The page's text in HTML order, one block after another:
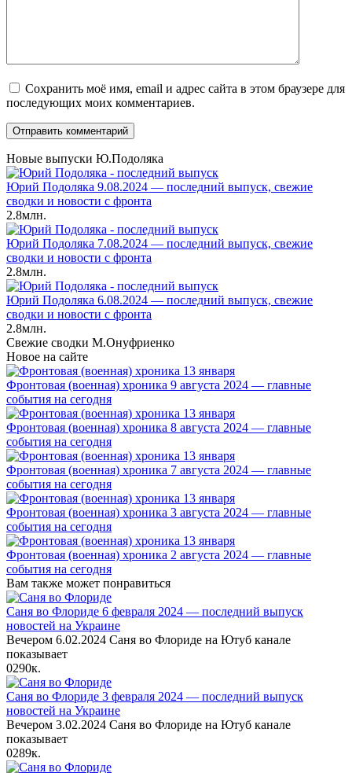
Сохранить моё имя, email и адрес сайта в этом браузере для
последующих моих комментариев.
Новые выпуски Ю.Подоляка
Юрий Подоляка 9.08.2024 — последний выпуск, свежие
сводки и новости с фронта
2.8млн.
Юрий Подоляка 7.08.2024 — последний выпуск, свежие
сводки и новости с фронта
2.8млн.
Юрий Подоляка 6.08.2024 — последний выпуск, свежие
сводки и новости с фронта
2.8млн.
Свежие сводки М.Онуфриенко
Новое на сайте
Фронтовая (военная) хроника 9 августа 2024 — главные
события на сегодня
Фронтовая (военная) хроника 8 августа 2024 — главные
события на сегодня
Фронтовая (военная) хроника 7 августа 2024 — главные
события на сегодня
Фронтовая (военная) хроника 3 августа 2024 — главные
события на сегодня
Фронтовая (военная) хроника 2 августа 2024 — главные
события на сегодня
Вам также может понравиться
Саня во Флориде 6 февраля 2024 — последний выпуск
новостей на Украине
Вечером 6.02.2024 Саня во Флориде на Ютуб канале
показывает
0290к.
Саня во Флориде 3 февраля 2024 — последний выпуск
новостей на Украине
Вечером 3.02.2024 Саня во Флориде на Ютуб канале
показывает
0289к.